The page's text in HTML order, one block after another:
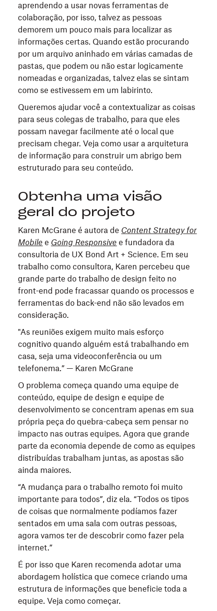
aprendendo a usar novas ferramentas de
colaboração, por isso, talvez as pessoas
demorem um pouco mais para localizar as
informações certas. Quando estão procurando
por um arquivo aninhado em várias camadas de
pastas, que podem ou não estar logicamente
nomeadas e organizadas, talvez elas se sintam
como se estivessem em um labirinto.
Queremos ajudar você a contextualizar as coisas
para seus colegas de trabalho, para que eles
possam navegar facilmente até o local que
precisam chegar. Veja como usar a arquitetura
de informação para construir um abrigo bem
estruturado para seu conteúdo.
Obtenha uma visão
geral do projeto
Karen McGrane é autora de Content Strategy for
Mobile e Going Responsive e fundadora da
consultoria de UX Bond Art + Science. Em seu
trabalho como consultora, Karen percebeu que
grande parte do trabalho de design feito no
front-end pode fracassar quando os processos e
ferramentas do back-end não são levados em
consideração.
"As reuniões exigem muito mais esforço
cognitivo quando alguém está trabalhando em
casa, seja uma videoconferência ou um
telefonema.” — Karen McGrane
O problema começa quando uma equipe de
conteúdo, equipe de design e equipe de
desenvolvimento se concentram apenas em sua
própria peça do quebra-cabeça sem pensar no
impacto nas outras equipes. Agora que grande
parte da economia depende de como as equipes
distribuídas trabalham juntas, as apostas são
ainda maiores.
“A mudança para o trabalho remoto foi muito
importante para todos”, diz ela. “Todos os tipos
de coisas que normalmente podíamos fazer
sentados em uma sala com outras pessoas,
agora vamos ter de descobrir como fazer pela
internet.”
É por isso que Karen recomenda adotar uma
abordagem holística que comece criando uma
estrutura de informações que beneficie toda a
equipe. Veja como começar.